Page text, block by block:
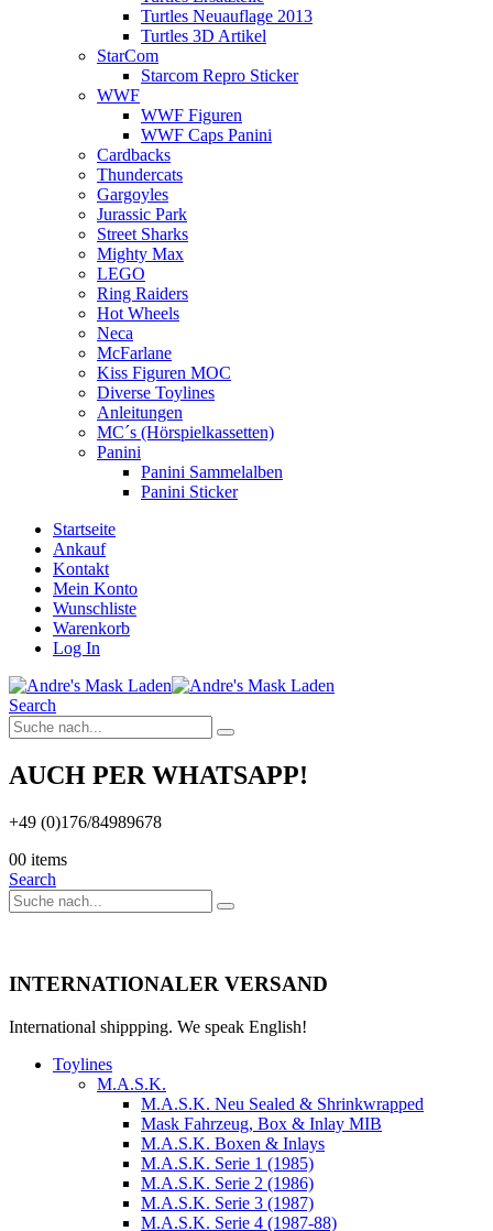
Turtles Neuauflage 2013
Turtles 3D Artikel
StarCom
Starcom Repro Sticker
WWF
WWF Figuren
WWF Caps Panini
Cardbacks
Thundercats
Gargoyles
Jurassic Park
Street Sharks
Mighty Max
LEGO
Ring Raiders
Hot Wheels
Neca
McFarlane
Kiss Figuren MOC
Diverse Toylines
Anleitungen
MC´s (Hörspielkassetten)
Panini
Panini Sammelalben
Panini Sticker
Startseite
Ankauf
Kontakt
Mein Konto
Wunschliste
Warenkorb
Log In
Search
AUCH PER WHATSAPP!
+49 (0)176/84989678
00 items
Search
INTERNATIONALER VERSAND
International shippping. We speak English!
Toylines
M.A.S.K.
M.A.S.K. Neu Sealed & Shrinkwrapped
Mask Fahrzeug, Box & Inlay MIB
M.A.S.K. Boxen & Inlays
M.A.S.K. Serie 1 (1985)
M.A.S.K. Serie 2 (1986)
M.A.S.K. Serie 3 (1987)
M.A.S.K. Serie 4 (1987-88)